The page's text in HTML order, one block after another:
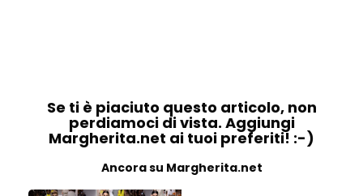
Se ti è piaciuto questo articolo, non
perdiamoci di vista. Aggiungi
Margherita.net ai tuoi preferiti! :-)
Ancora su Margherita.net